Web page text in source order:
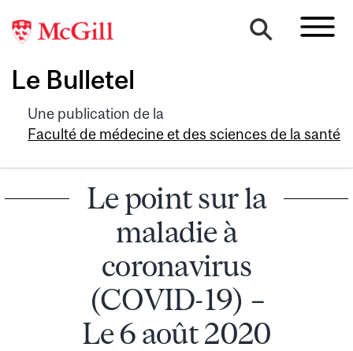
Le Bulletel
Une publication de la
Faculté de médecine et des sciences de la santé
Le point sur la
maladie à
coronavirus
(COVID-19) –
Le 6 août 2020